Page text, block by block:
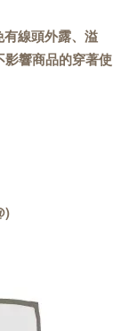
線頭外露、溢
響商品的穿著使